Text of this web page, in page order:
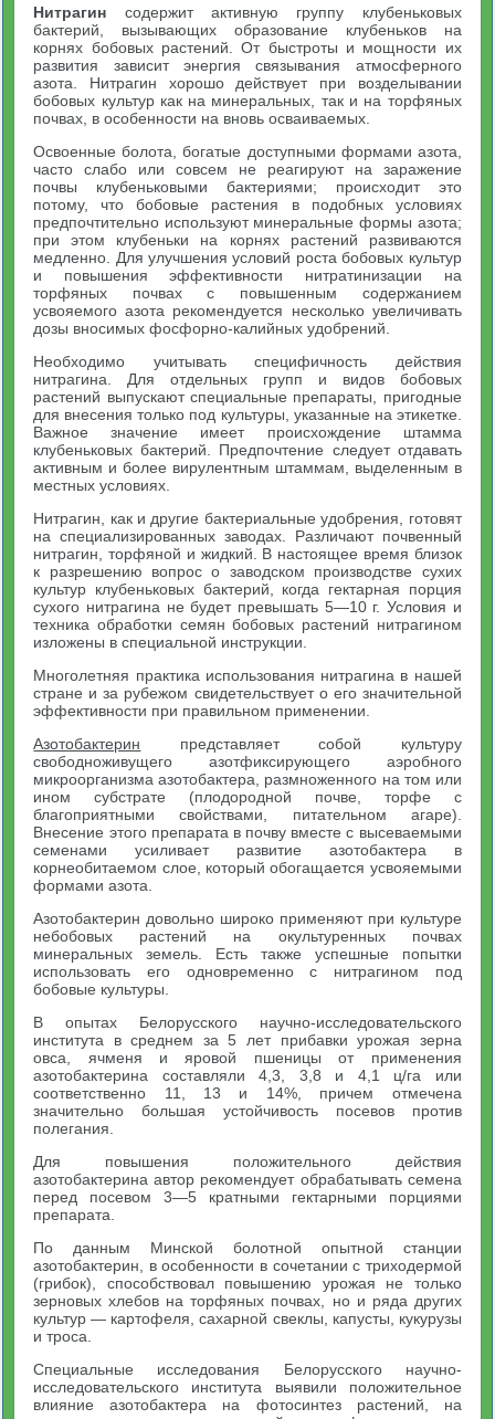
Нитрагин содержит активную группу клубеньковых
бактерий, вызывающих образование клубеньков на
корнях бобовых растений. От быстроты и мощности их
развития зависит энергия связывания атмосферного
азота. Нитрагин хорошо действует при возделывании
бобовых культур как на минеральных, так и на торфяных
почвах, в особенности на вновь осваиваемых.
Освоенные болота, богатые доступными формами азота,
часто слабо или совсем не реагируют на заражение
почвы клубеньковыми бактериями; происходит это
потому, что бобовые растения в подобных условиях
предпочтительно используют минеральные формы азота;
при этом клубеньки на корнях растений развиваются
медленно. Для улучшения условий роста бобовых культур
и повышения эффективности нитратинизации на
торфяных почвах с повышенным содержанием
усвояемого азота рекомендуется несколько увеличивать
дозы вносимых фосфорно-калийных удобрений.
Необходимо учитывать специфичность действия
нитрагина. Для отдельных групп и видов бобовых
растений выпускают специальные препараты, пригодные
для внесения только под культуры, указанные на этикетке.
Важное значение имеет происхождение штамма
клубеньковых бактерий. Предпочтение следует отдавать
активным и более вирулентным штаммам, выделенным в
местных условиях.
Нитрагин, как и другие бактериальные удобрения, готовят
на специализированных заводах. Различают почвенный
нитрагин, торфяной и жидкий. В настоящее время близок
к разрешению вопрос о заводском производстве сухих
культур клубеньковых бактерий, когда гектарная порция
сухого нитрагина не будет превышать 5—10 г. Условия и
техника обработки семян бобовых растений нитрагином
изложены в специальной инструкции.
Многолетняя практика использования нитрагина в нашей
стране и за рубежом свидетельствует о его значительной
эффективности при правильном применении.
Азотобактерин представляет собой культуру
свободноживущего азотфиксирующего аэробного
микроорганизма азотобактера, размноженного на том или
ином субстрате (плодородной почве, торфе с
благоприятными свойствами, питательном агаре).
Внесение этого препарата в почву вместе с высеваемыми
семенами усиливает развитие азотобактера в
корнеобитаемом слое, который обогащается усвояемыми
формами азота.
Азотобактерин довольно широко применяют при культуре
небобовых растений на окультуренных почвах
минеральных земель. Есть также успешные попытки
использовать его одновременно с нитрагином под
бобовые культуры.
В опытах Белорусского научно-исследовательского
института в среднем за 5 лет прибавки урожая зерна
овса, ячменя и яровой пшеницы от применения
азотобактерина составляли 4,3, 3,8 и 4,1 ц/га или
соответственно 11, 13 и 14%, причем отмечена
значительно большая устойчивость посевов против
полегания.
Для повышения положительного действия
азотобактерина автор рекомендует обрабатывать семена
перед посевом 3—5 кратными гектарными порциями
препарата.
По данным Минской болотной опытной станции
азотобактерин, в особенности в сочетании с триходермой
(грибок), способствовал повышению урожая не только
зерновых хлебов на торфяных почвах, но и ряда других
культур — картофеля, сахарной свеклы, капусты, кукурузы
и троса.
Специальные исследования Белорусского научно-
исследовательского института выявили положительное
влияние азотобактера на фотосинтез растений, на